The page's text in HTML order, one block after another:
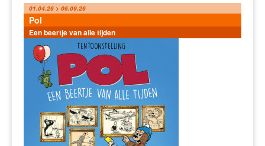
01.04.26 > 06.09.26
Pol
Een beertje van alle tijden